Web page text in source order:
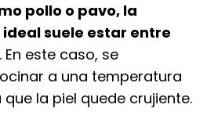
pollo o pavo, la
suele estar entre
. En este caso, se
a una temperatura
la piel quede crujiente.